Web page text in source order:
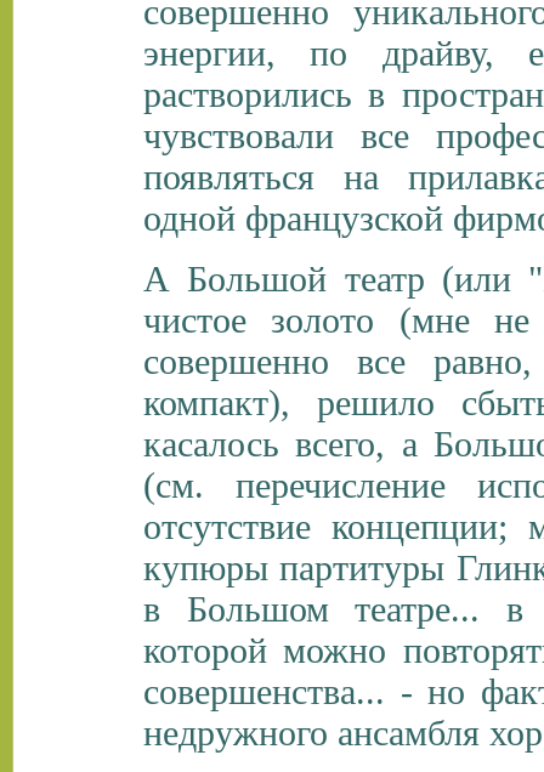
совершенно
энергии, по драйву,
растворились в
чувствовали все
появляться на
одной французской
А Большой театр (или
чистое золото (мне
совершенно все равно,
компакт), решило
касалось всего, а
(см. перечисление
отсутствие концепции;
купюры партитуры
в Большом театре... в
которой можно
совершенства... - но
недружного ансамбля